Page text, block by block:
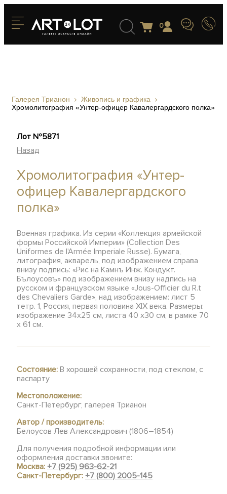
0
Галерея Трианон
Живопись и графика
Хромолитография «Унтер-офицер Кавалергардского полка»
Лот №5871
Назад
Хромолитография «Унтер-
офицер Кавалергардского
полка»
Военная графика. Из серии «Коллекция армейской
формы Российской Империи» (Collection Des
Uniformes de l'Armée Imperiale Russe). Бумага,
литография, акварель, под изображением справа
внизу подпись: «Рис на Камнъ Инж. Кондукт.
Бълоусовъ» под изображением внизу надпись на
русском и французском языке «Jous-Officier du R.t
des Chevaliers Garde», над изображением: лист 5
тетр. 1, Россия, первая половина XIX века. Размеры:
изображение 34х25 см, листа 40 х30 см, в рамке 70
x 61 см.
Состояние: В хорошей сохранности, под стеклом, с
паспарту
Местоположение:
Санкт-Петербург, галерея Трианон
Автор / производитель:
Белоусов Лев Александрович (1806–1854)
Для получения подробной информации или
оформления доставки звоните:
Москва:+7 (925) 963-62-21
Санкт-Петербург:+7 (800) 2005-145